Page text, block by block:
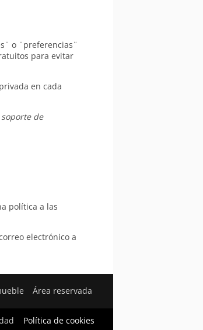
o ¨preferencias¨
para evitar
en cada
de
política a las
electrónico a
Área reservada
Política de cookies